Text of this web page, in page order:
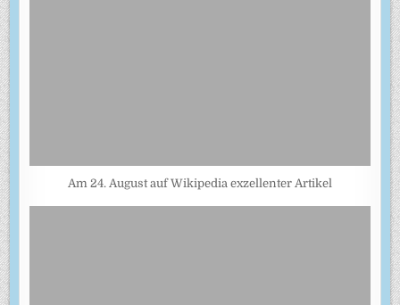
Am 24. August auf Wikipedia exzellenter Artikel